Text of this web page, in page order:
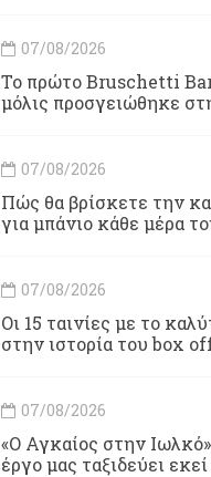
07/08/2026
Το πρώτο Bruschetti
μόλις προσγειώθηκε
07/08/2026
Πώς θα βρίσκετε την
για μπάνιο κάθε μέρα
07/08/2026
Οι 15 ταινίες με το
στην ιστορία του box
07/08/2026
«Ο Αγκαίος στην
έργο μας ταξιδεύει